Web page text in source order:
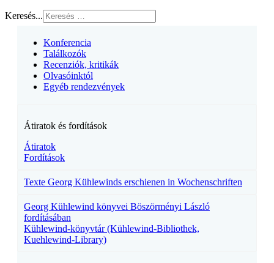
Keresés...
Konferencia
Találkozók
Recenziók, kritikák
Olvasóinktól
Egyéb rendezvények
Átiratok és fordítások
Átiratok
Fordítások
Texte Georg Kühlewinds erschienen in Wochenschriften
Georg Kühlewind könyvei Böszörményi László
fordításában
Kühlewind-könyvtár (Kühlewind-Bibliothek,
Kuehlewind-Library)